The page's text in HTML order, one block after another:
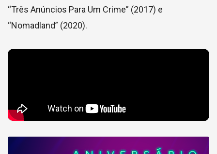
“Três Anúncios Para Um Crime” (2017) e
“Nomadland” (2020).